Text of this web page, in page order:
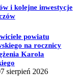
i kolejne inwestycje
powiatu
na rocznicy
Karola
sierpień 2026